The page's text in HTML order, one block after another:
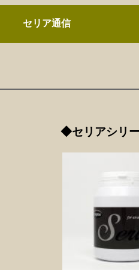
セリア通信
◆セリアシリ